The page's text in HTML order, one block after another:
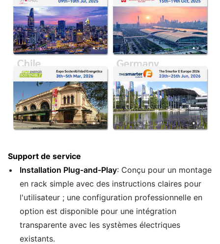
Support de service
Installation Plug-and-Play: Conçu pour un montage
en rack simple avec des instructions claires pour
l'utilisateur ; une configuration professionnelle en
option est disponible pour une intégration
transparente avec les systèmes électriques
existants.